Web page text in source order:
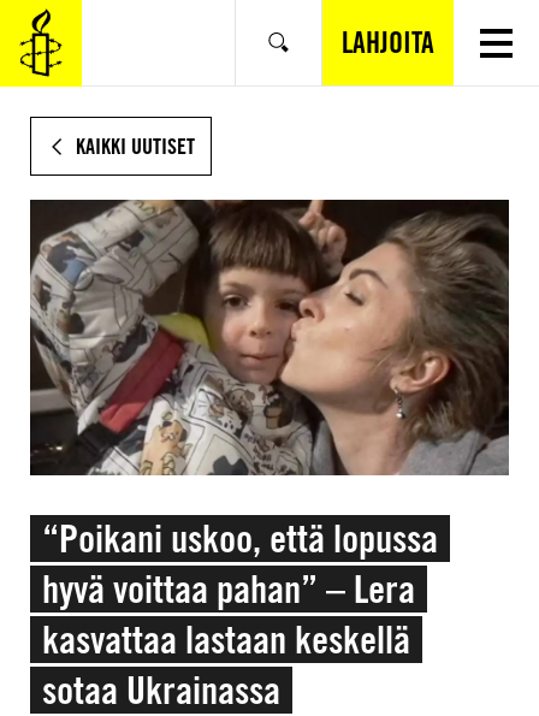
SIIRRY
VARSINAISEEN
SISÄLTÖÖN
Hae LAHJOITA
KAIKKI UUTISET
“Poikani uskoo, että lopussa
hyvä voittaa pahan” – Lera
kasvattaa lastaan keskellä
sotaa Ukrainassa